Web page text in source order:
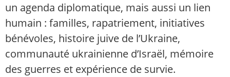
un agenda diplomatique, mais aussi un lien
humain : familles, rapatriement, initiatives
bénévoles, histoire juive de l’Ukraine,
communauté ukrainienne d’Israël, mémoire
des guerres et expérience de survie.